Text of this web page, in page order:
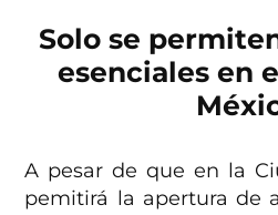
Solo se
esenciales en
A pesar de que en la
pemitirá la apertura de